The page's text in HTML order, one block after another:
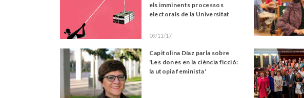
els imminents processos
electorals de la Universitat
09/11/17
Capitolina Díaz parla sobre
'Les dones en la ciència ficció:
la utopia feminista'